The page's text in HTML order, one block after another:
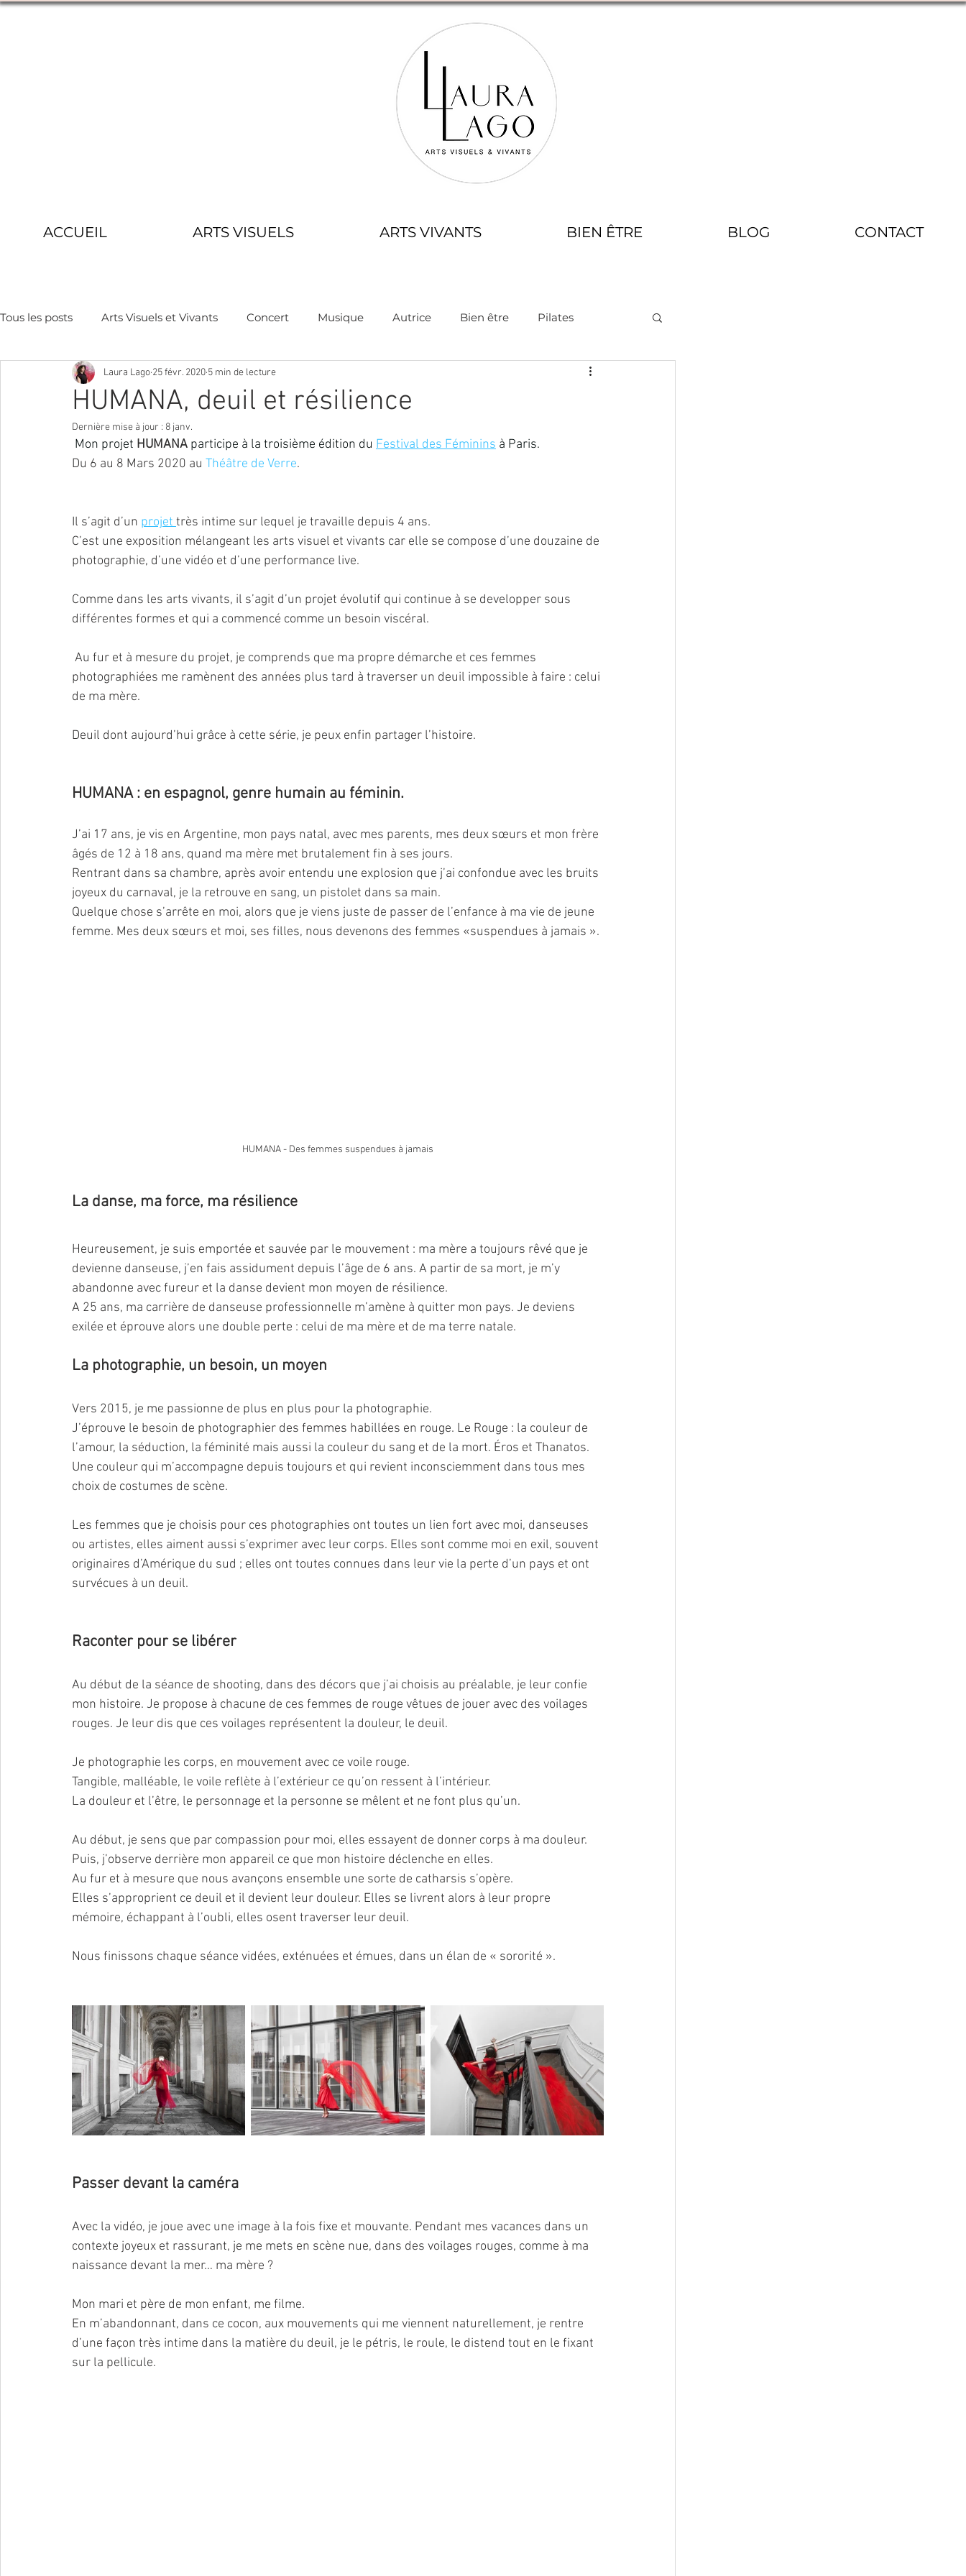
ACCUEIL ARTS VISUELS ARTS VIVANTS BIEN ÊTRE BLOG CONTACT
Tous les posts Arts Visuels et Vivants Concert Musique Autrice Bien être Pilates
Pilates, cours Privés et collectifs Exposition Création
Photographe Paris Art print Paris
Artiste auteure plasticienne Yoga du Visage LIVRE Beautiful Bonheur
HUMANA, deuil et résilience
Laura Lago 25 févr. 2020 5 min de lecture
Dernière mise à jour : 8 janv.
Mon projet HUMANA participe à la troisième édition du Festival des Féminins à Paris.
Du 6 au 8 Mars 2020 au Théâtre de Verre.
Il s’agit d’un projet très intime sur lequel je travaille depuis 4 ans.
C’est une exposition mélangeant les arts visuel et vivants car elle se compose d’une douzaine de
photographie, d’une vidéo et d’une performance live.
Comme dans les arts vivants, il s’agit d’un projet évolutif qui continue à se developper sous
différentes formes et qui a commencé comme un besoin viscéral.
photographiées me ramènent des années plus tard à traverser un deuil impossible à faire : celui
de ma mère.
Deuil dont aujourd’hui grâce à cette série, je peux enfin partager l’histoire.
HUMANA : en espagnol, genre humain au féminin.
J’ai 17 ans, je vis en Argentine, mon pays natal, avec mes parents, mes deux sœurs et mon frère
âgés de 12 à 18 ans, quand ma mère met brutalement fin à ses jours.
Rentrant dans sa chambre, après avoir entendu une explosion que j’ai confondue avec les bruits
joyeux du carnaval, je la retrouve en sang, un pistolet dans sa main.
Quelque chose s’arrête en moi, alors que je viens juste de passer de l’enfance à ma vie de jeune
femme. Mes deux sœurs et moi, ses filles, nous devenons des femmes «suspendues à jamais ».
HUMANA - Des femmes suspendues à jamais
La danse, ma force, ma résilience
Heureusement, je suis emportée et sauvée par le mouvement : ma mère a toujours rêvé que je
devienne danseuse, j’en fais assidument depuis l’âge de 6 ans. A partir de sa mort, je m’y
abandonne avec fureur et la danse devient mon moyen de résilience.
A 25 ans, ma carrière de danseuse professionnelle m’amène à quitter mon pays. Je deviens
exilée et éprouve alors une double perte : celui de ma mère et de ma terre natale.
La photographie, un besoin, un moyen
Vers 2015, je me passionne de plus en plus pour la photographie.
J’éprouve le besoin de photographier des femmes habillées en rouge. Le Rouge : la couleur de
l’amour, la séduction, la féminité mais aussi la couleur du sang et de la mort. Éros et Thanatos.
Une couleur qui m’accompagne depuis toujours et qui revient inconsciemment dans tous mes
choix de costumes de scène.
Les femmes que je choisis pour ces photographies ont toutes un lien fort avec moi, danseuses
ou artistes, elles aiment aussi s’exprimer avec leur corps. Elles sont comme moi en exil, souvent
originaires d’Amérique du sud ; elles ont toutes connues dans leur vie la perte d’un pays et ont
survécues à un deuil.
Raconter pour se libérer
Au début de la séance de shooting, dans des décors que j’ai choisis au préalable, je leur confie
mon histoire. Je propose à chacune de ces femmes de rouge vêtues de jouer avec des voilages
rouges. Je leur dis que ces voilages représentent la douleur, le deuil.
Je photographie les corps, en mouvement avec ce voile rouge.
Tangible, malléable, le voile reflète à l’extérieur ce qu’on ressent à l’intérieur.
La douleur et l’être, le personnage et la personne se mêlent et ne font plus qu’un.
Au début, je sens que par compassion pour moi, elles essayent de donner corps à ma douleur.
Puis, j’observe derrière mon appareil ce que mon histoire déclenche en elles.
Au fur et à mesure que nous avançons ensemble une sorte de catharsis s’opère.
Elles s’approprient ce deuil et il devient leur douleur. Elles se livrent alors à leur propre
mémoire, échappant à l’oubli, elles osent traverser leur deuil.
Nous finissons chaque séance vidées, exténuées et émues, dans un élan de « sororité ».
Passer devant la caméra
Avec la vidéo, je joue avec une image à la fois fixe et mouvante. Pendant mes vacances dans un
contexte joyeux et rassurant, je me mets en scène nue, dans des voilages rouges, comme à ma
naissance devant la mer… ma mère ?
Mon mari et père de mon enfant, me filme.
En m’abandonnant, dans ce cocon, aux mouvements qui me viennent naturellement, je rentre
d’une façon très intime dans la matière du deuil, je le pétris, le roule, le distend tout en le fixant
sur la pellicule.